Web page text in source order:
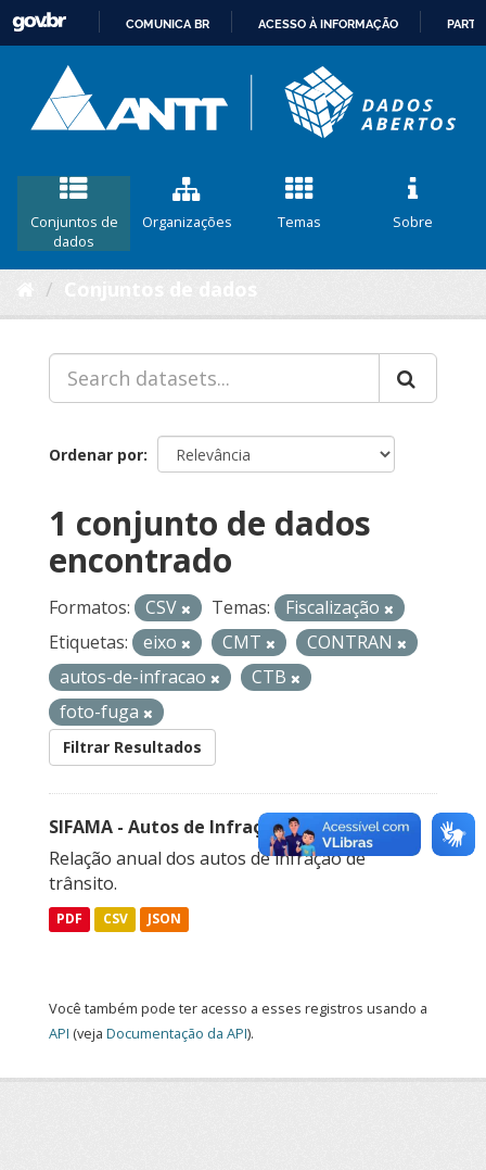
CONTEÚDO
COMUNICA BR ACESSO À INFORMAÇÃO
Conjuntos de
dados
Organizações Temas Sobre
Ordenar por
1 conjunto de dados
encontrado
Formatos: CSV Temas:
Fiscalização
Etiquetas:
eixo CMT
CONTRAN
autos-de-infracao
CTB
foto-fuga
Filtrar Resultados
SIFAMA - Autos de Infração de Trânsito
Relação anual dos autos de infração de
trânsito.
PDF CSV JSON
Você também pode ter acesso a esses registros usando a
API (veja Documentação da API).